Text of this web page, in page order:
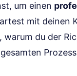
um einen
mit deinen
du der